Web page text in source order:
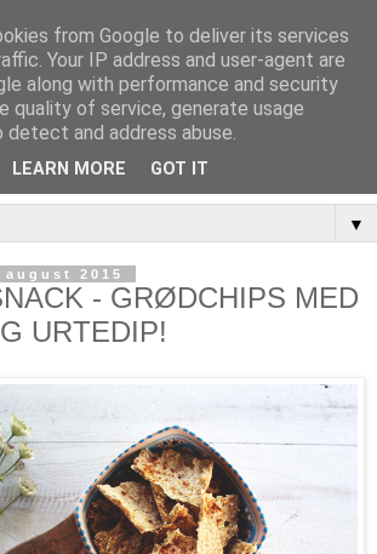
▼
august 2015
- GRØDCHIPS MED
URTEDIP!
from Google to deliver its services
Your IP address and user-agent are
along with performance and security
quality of service, generate usage
and address abuse.
LEARN MORE GOT IT